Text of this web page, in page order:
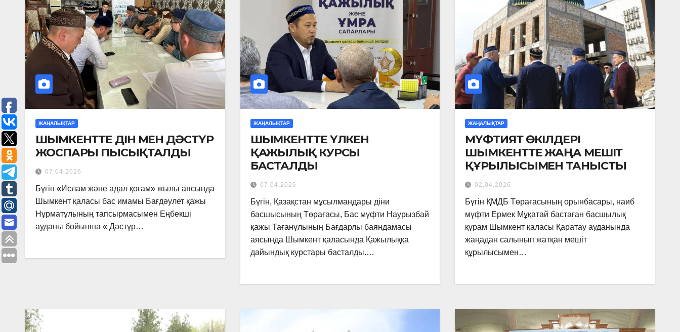
ЖАҢАЛЫҚТАР
ШЫМКЕНТТЕ ДІН МЕН ДӘСТҮР
ЖОСПАРЫ ПЫСЫҚТАЛДЫ
07.04.2026
Бүгін «Ислам және адал қоғам» жылы аясында
Шымкент қаласы бас имамы Бағдәулет қажы
Нұрматұлының тапсырмасымен Еңбекші
ауданы бойынша « Дәстүр…
ЖАҢАЛЫҚТАР
ШЫМКЕНТТЕ ҮЛКЕН
ҚАЖЫЛЫҚ КУРСЫ
БАСТАЛДЫ
07.04.2026
Бүгін, Қазақстан мұсылмандары діни
басшысының Төрағасы, Бас мүфти Наурызбай
қажы Тағанұлының Бағдарлы баяндамасы
аясында Шымкент қаласында Қажылыққа
дайындық курстары басталды.…
ЖАҢАЛЫҚТАР
МҮФТИЯТ ӨКІЛДЕРІ
ШЫМКЕНТТЕ ЖАҢА МЕШІТ
ҚҰРЫЛЫСЫМЕН ТАНЫСТЫ
02.04.2026
Бүгін ҚМДБ Төрағасының орынбасары, наиб
мүфти Ермек Мұқатай бастаған басшылық
құрам Шымкент қаласы Қаратау ауданында
жаңадан салынып жатқан мешіт
құрылысымен…